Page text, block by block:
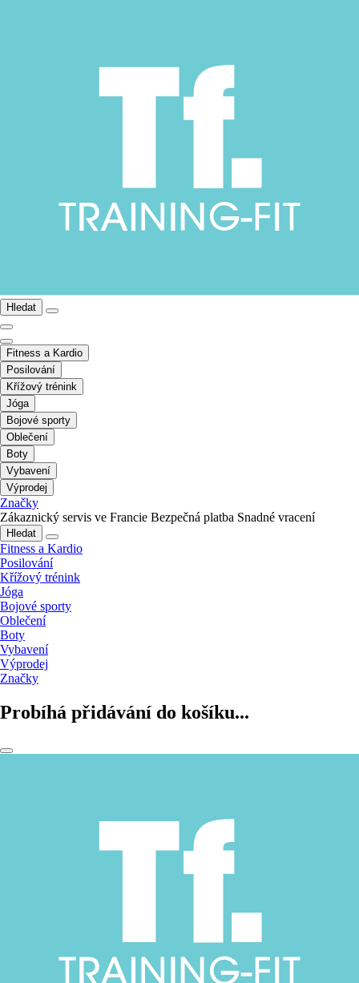
Hledat
Fitness a Kardio
Posilování
Křížový trénink
Jóga
Bojové sporty
Oblečení
Boty
Vybavení
Výprodej
Značky
Zákaznický servis ve Francie Bezpečná platba Snadné vracení
Hledat
Fitness a Kardio
Posilování
Křížový trénink
Jóga
Bojové sporty
Oblečení
Boty
Vybavení
Výprodej
Značky
Probíhá přidávání do košíku...